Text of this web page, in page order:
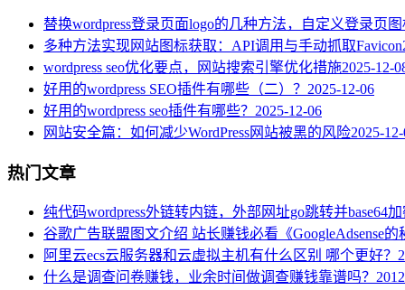
替换wordpress登录页面logo的几种方法，自定义登录页
多种方法实现网站图标获取：API调用与手动抓取Favicon
wordpress seo优化要点，网站搜索引擎优化措施2025-12-
好用的wordpress SEO插件有哪些（二）？ 2025-12-06
好用的wordpress seo插件有哪些？ 2025-12-06
网站安全篇：如何减少WordPress网站被黑的风险2025-
热门文章
纯代码wordpress外链转内链，外部网址go跳转并base64加
谷歌广告联盟图文介绍 站长赚钱必看《GoogleAdsense的
阿里云ecs云服务器和云虚拟主机有什么区别 哪个更好？
什么是调查问卷赚钱，业余时间做调查赚钱靠谱吗？